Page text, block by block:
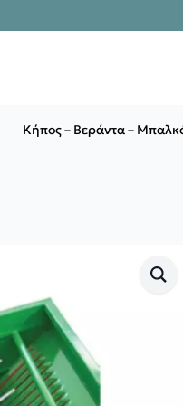
Κήπος – Βεράντα –